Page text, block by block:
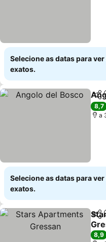
Selecione as datas para
exatos.
8,7
a
Selecione as datas para
exatos.
Ver
8,9